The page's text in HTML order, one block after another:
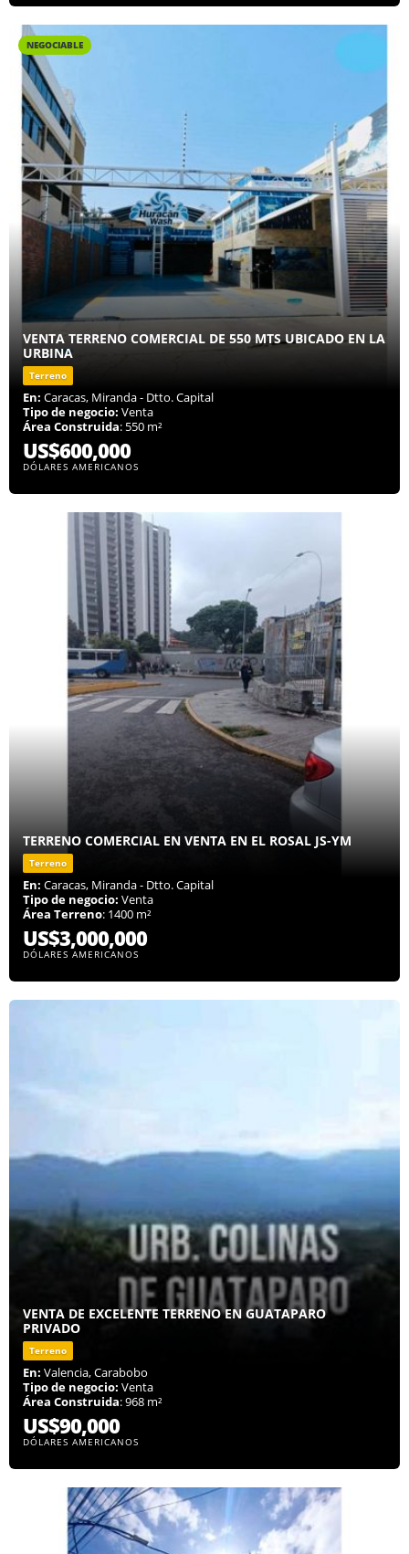
NEGOCIABLE
VENTA TERRENO COMERCIAL DE 550 MTS UBICADO EN LA
URBINA
Terreno
En: Caracas, Miranda - Dtto. Capital
Tipo de negocio: Venta
Área Construida: 550 m²
US$600,000
DÓLARES AMERICANOS
TERRENO COMERCIAL EN VENTA EN EL ROSAL JS-YM
Terreno
En: Caracas, Miranda - Dtto. Capital
Tipo de negocio: Venta
Área Terreno: 1400 m²
US$3,000,000
DÓLARES AMERICANOS
VENTA DE EXCELENTE TERRENO EN GUATAPARO
PRIVADO
Terreno
En: Valencia, Carabobo
Tipo de negocio: Venta
Área Construida: 968 m²
US$90,000
DÓLARES AMERICANOS